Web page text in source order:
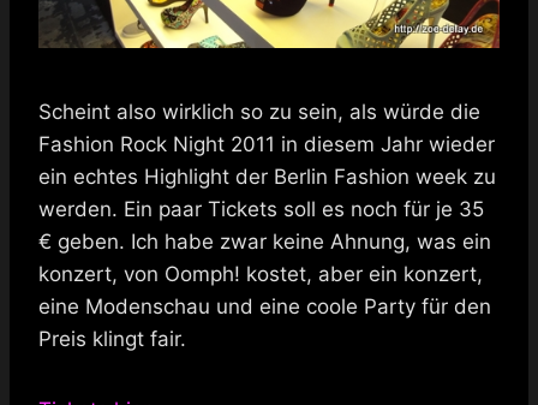
Scheint also wirklich so zu sein, als würde die
Fashion Rock Night 2011 in diesem Jahr wieder
ein echtes Highlight der Berlin Fashion week zu
werden. Ein paar Tickets soll es noch für je 35
€ geben. Ich habe zwar keine Ahnung, was ein
konzert, von Oomph! kostet, aber ein konzert,
eine Modenschau und eine coole Party für den
Preis klingt fair.